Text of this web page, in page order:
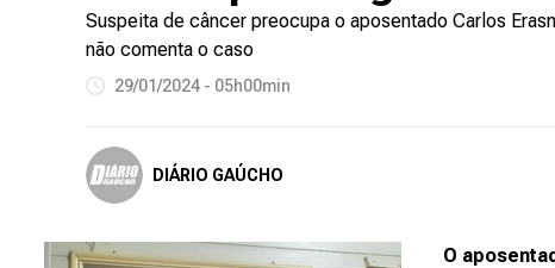
Suspeita de câncer preocupa o aposentado Carlos
não comenta o caso
29/01/2024 - 05h00min
DIÁRIO GAÚCHO
O